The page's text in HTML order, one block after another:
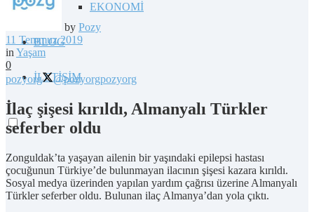
EKONOMİ
BLOG
İLETİŞİM
by Pozy
11 Temmuz 2019
in Yaşam
0
pozyorg
@pozyorgpozyorg
İlaç şişesi kırıldı, Almanyalı Türkler
seferber oldu
Zonguldak’ta yaşayan ailenin bir yaşındaki epilepsi hastası
çocuğunun Türkiye’de bulunmayan ilacının şişesi kazara kırıldı.
Sosyal medya üzerinden yapılan yardım çağrısı üzerine Almanyalı
Türkler seferber oldu. Bulunan ilaç Almanya’dan yola çıktı.